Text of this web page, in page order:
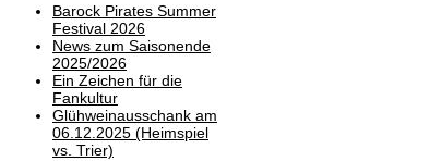
Barock Pirates Summer
Festival 2026
News zum Saisonende
2025/2026
Ein Zeichen für die
Fankultur
Glühweinausschank am
06.12.2025 (Heimspiel
vs. Trier)